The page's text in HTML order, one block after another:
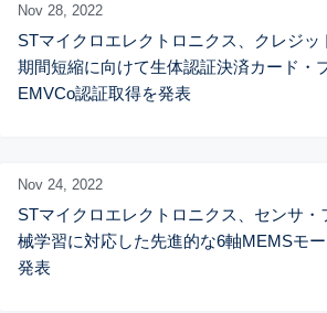
Nov 28, 2022
STマイクロエレクトロニクス、クレジッ
期間短縮に向けて生体認証決済カード・
EMVCo認証取得を発表
Nov 24, 2022
STマイクロエレクトロニクス、センサ・
械学習に対応した先進的な6軸MEMSモ
発表